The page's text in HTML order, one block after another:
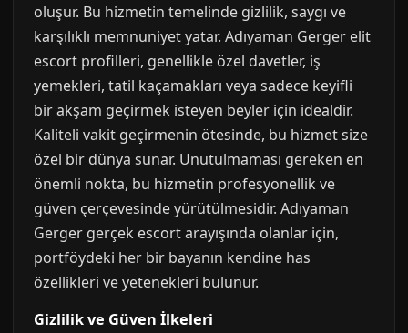
oluşur. Bu hizmetin temelinde gizlilik, saygı ve
karşılıklı memnuniyet yatar. Adıyaman Gerger elit
escort profilleri, genellikle özel davetler, iş
yemekleri, tatil kaçamakları veya sadece keyifli
bir akşam geçirmek isteyen beyler için idealdir.
Kaliteli vakit geçirmenin ötesinde, bu hizmet size
özel bir dünya sunar. Unutulmaması gereken en
önemli nokta, bu hizmetin profesyonellik ve
güven çerçevesinde yürütülmesidir. Adıyaman
Gerger gerçek escort arayışında olanlar için,
portföydeki her bir bayanın kendine has
özellikleri ve yetenekleri bulunur.
Gizlilik ve Güven İlkeleri